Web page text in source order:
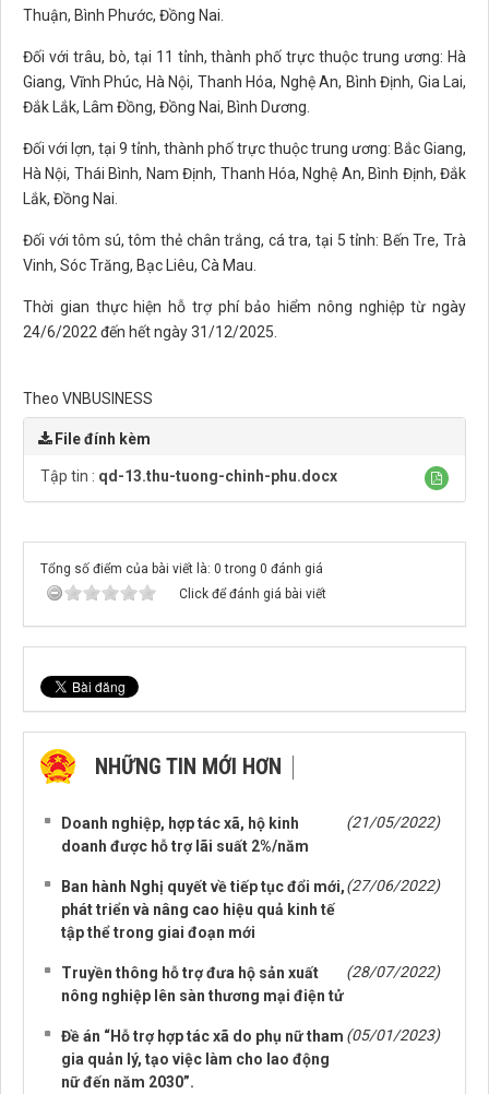
Thuận, Bình Phước, Đồng Nai.
Đối với trâu, bò, tại 11 tỉnh, thành phố trực thuộc trung ương: Hà
Giang, Vĩnh Phúc, Hà Nội, Thanh Hóa, Nghệ An, Bình Định, Gia Lai,
Đắk Lắk, Lâm Đồng, Đồng Nai, Bình Dương.
Đối với lợn, tại 9 tỉnh, thành phố trực thuộc trung ương: Bắc Giang,
Hà Nội, Thái Bình, Nam Định, Thanh Hóa, Nghệ An, Bình Định, Đắk
Lắk, Đồng Nai.
Đối với tôm sú, tôm thẻ chân trắng, cá tra, tại 5 tỉnh: Bến Tre, Trà
Vinh, Sóc Trăng, Bạc Liêu, Cà Mau.
Thời gian thực hiện hỗ trợ phí bảo hiểm nông nghiệp từ ngày
24/6/2022 đến hết ngày 31/12/2025.
Theo VNBUSINESS
File đính kèm
Tập tin : qd-13.thu-tuong-chinh-phu.docx
Tổng số điểm của bài viết là: 0 trong 0 đánh giá
Click để đánh giá bài viết
NHỮNG TIN MỚI HƠN
Doanh nghiệp, hợp tác xã, hộ kinh
doanh được hỗ trợ lãi suất 2%/năm
(21/05/2022)
Ban hành Nghị quyết về tiếp tục đổi mới,
phát triển và nâng cao hiệu quả kinh tế
tập thể trong giai đoạn mới
(27/06/2022)
Truyền thông hỗ trợ đưa hộ sản xuất
nông nghiệp lên sàn thương mại điện tử
(28/07/2022)
Đề án “Hỗ trợ hợp tác xã do phụ nữ tham
gia quản lý, tạo việc làm cho lao động
nữ đến năm 2030”.
(05/01/2023)